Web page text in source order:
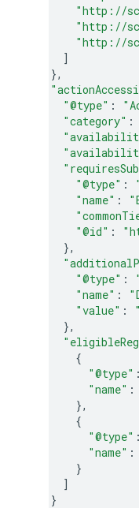
"http://
"http://
"http://
]
},
"@type" :
"category" :
"@type" :
"name" :
"@id" :
},
"@type" :
"name" :
"value" :
},
{
"@type" :
"name" :
},
{
"@type" :
"name" :
}
]
}